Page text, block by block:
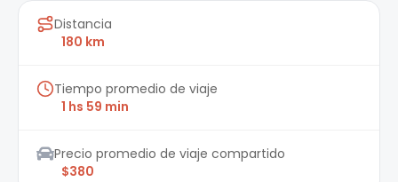
Distancia
180 km
Tiempo promedio de viaje
1 hs 59 min
Precio promedio de viaje compartido
$380